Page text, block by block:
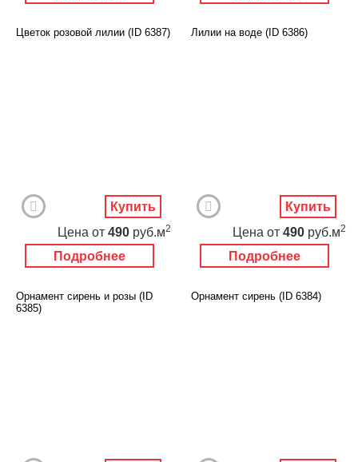
Цветок розовой лилии (ID 6387)
Подробнее
Цена от 490 руб.м2
Купить
Лилии на воде (ID 6386)
Подробнее
Цена от 490 руб.м2
Купить
Орнамент сирень и розы (ID
6385)
Орнамент сирень (ID 6384)